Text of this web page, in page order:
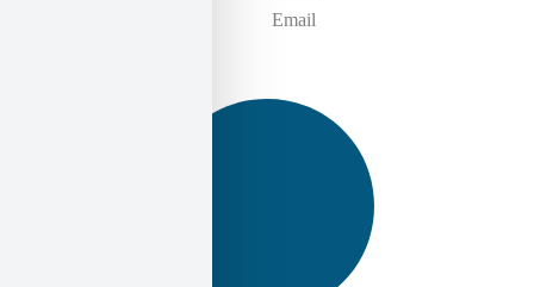
Email